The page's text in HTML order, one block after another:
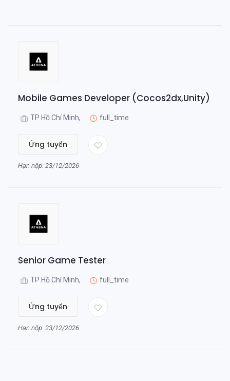
Mobile Games Developer (Cocos2dx,Unity)
TP Hồ Chí Minh, full_time
Ứng tuyển
Hạn nộp: 23/12/2026
Senior Game Tester
TP Hồ Chí Minh, full_time
Ứng tuyển
Hạn nộp: 23/12/2026